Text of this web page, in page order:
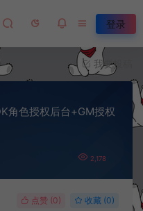
登录
我要投稿
角色授权后台+GM授权
2,178
点赞 (0) 收藏 (0)